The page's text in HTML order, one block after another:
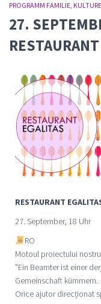
PROGRAMM FAMILIE
27.
RESTAURANT
27. September, 18 Uhr
RO
Motoul proiectului
"Ein Beamter ist einer
Gemeinschaft kümmern.
Orice ajutor direcționat